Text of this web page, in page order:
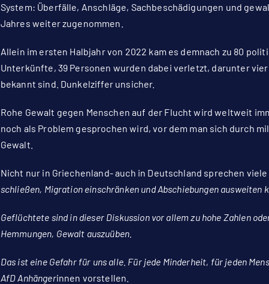
System: Überfälle, Anschläge, Sachbeschädigungen und
Jahres weiter zugenommen.
Allein im ersten Halbjahr von 2022 kam es demnach zu 80
Unterkünfte, 39 Personen wurden dabei verletzt, darunter
bekannt sind. Dunkelziffer unsicher.
Rohe Gewalt gegen Menschen auf der Flucht wird weltweit
noch als Problem gesprochen wird, vor dem man sich durch
Gewalt.
Nicht nur in Griechenland- auch in Deutschland sprechen
schließen, Migration einschränken und Abschiebungen ausweiten
Geflüchtete sind in dieser Diskussion vor allem zu hohe Zahlen
Hemmungen, Gewalt auszuüben.
Das ist eine Gefahr für uns alle. Für jede Minderheit, für jeden
AfD Anhängerinnen vorstellen.